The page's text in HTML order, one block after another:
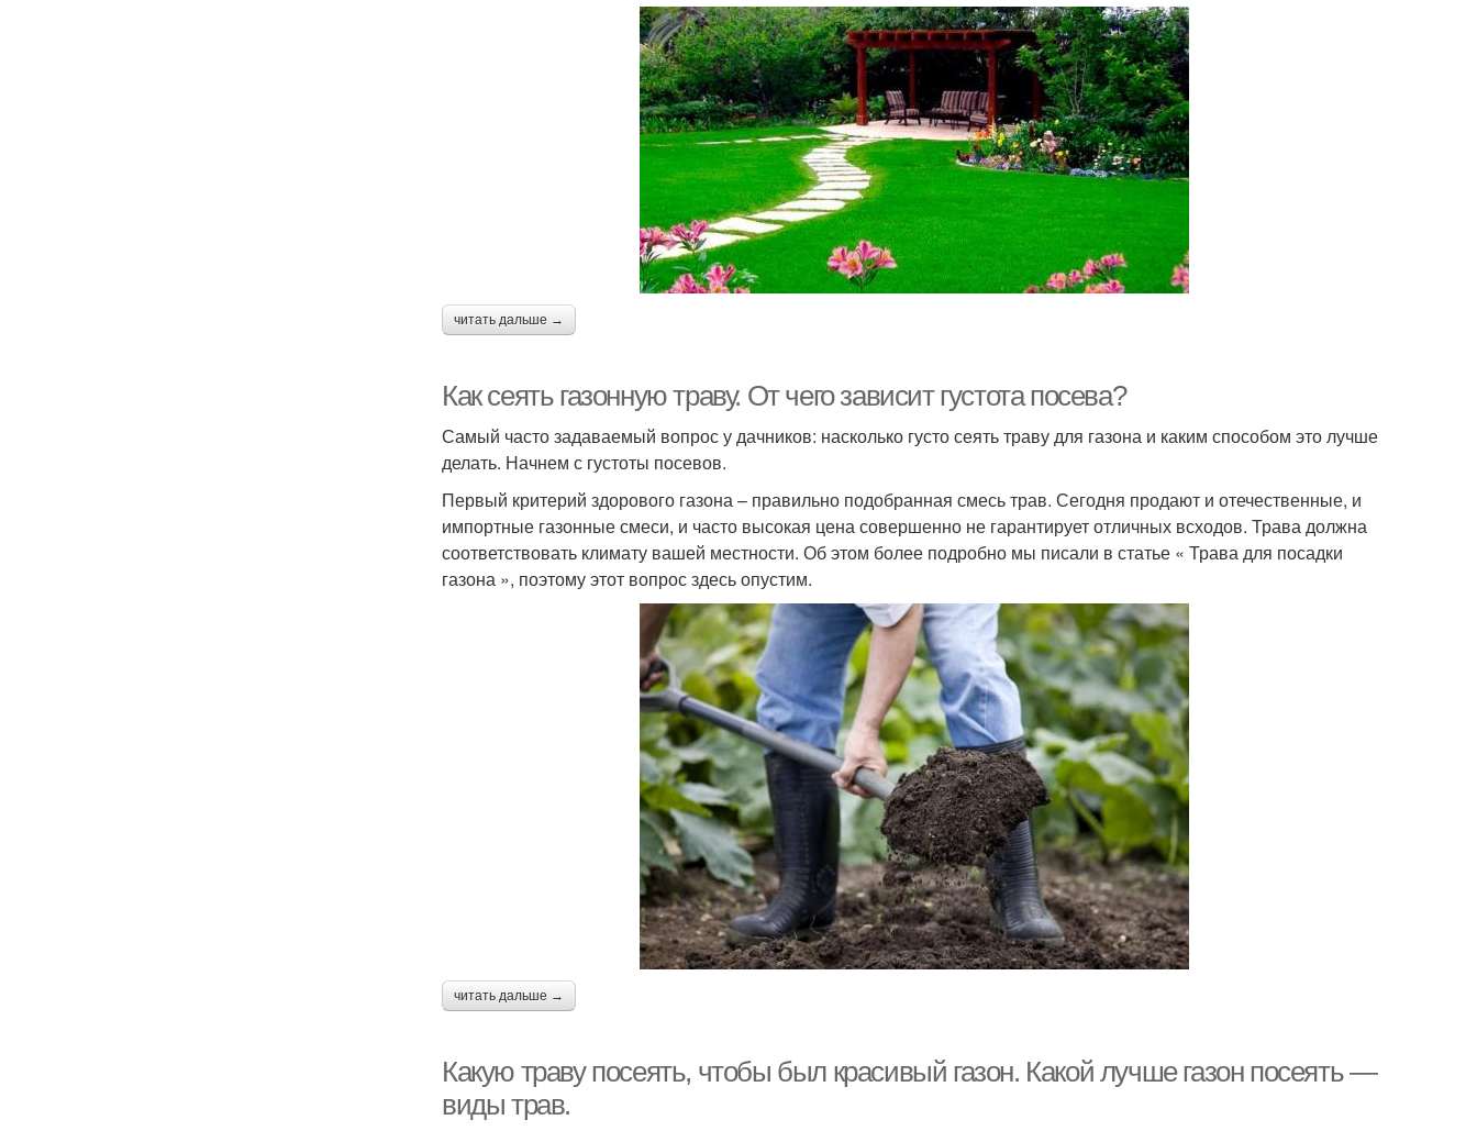
читать дальше →
Как сеять газонную траву. От чего зависит густота посева?
Самый часто задаваемый вопрос у дачников: насколько густо сеять траву для газона и каким способом это лучше
делать. Начнем с густоты посевов.
Первый критерий здорового газона – правильно подобранная смесь трав. Сегодня продают и отечественные, и
импортные газонные смеси, и часто высокая цена совершенно не гарантирует отличных всходов. Трава должна
соответствовать климату вашей местности. Об этом более подробно мы писали в статье « Трава для посадки
газона », поэтому этот вопрос здесь опустим.
читать дальше →
Какую траву посеять, чтобы был красивый газон. Какой лучше газон посеять —
виды трав.